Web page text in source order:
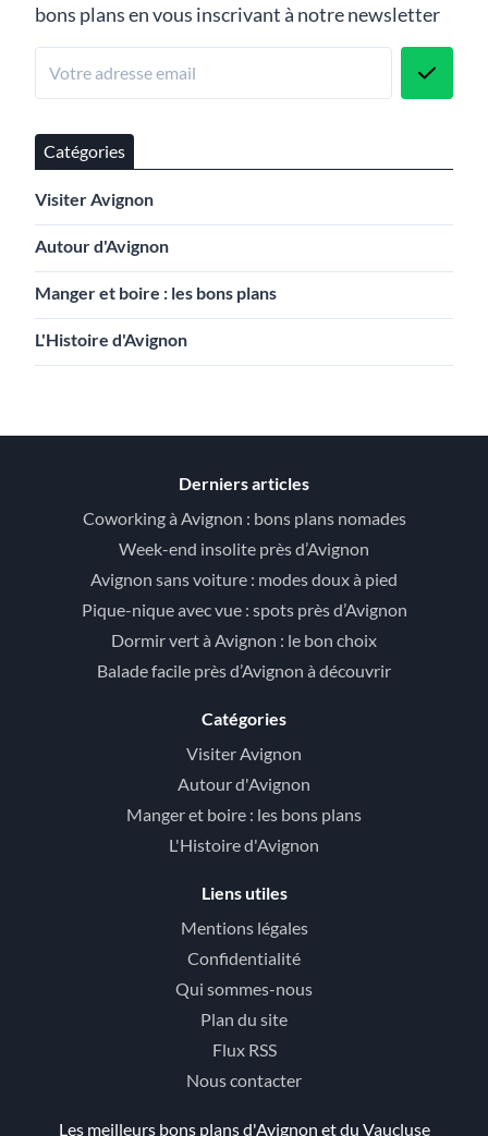
bons plans en vous inscrivant à notre newsletter
Catégories
Visiter Avignon
Autour d'Avignon
Manger et boire : les bons plans
L'Histoire d'Avignon
Derniers articles
Coworking à Avignon : bons plans nomades
Week-end insolite près d’Avignon
Avignon sans voiture : modes doux à pied
Pique-nique avec vue : spots près d’Avignon
Dormir vert à Avignon : le bon choix
Balade facile près d’Avignon à découvrir
Catégories
Visiter Avignon
Autour d'Avignon
Manger et boire : les bons plans
L'Histoire d'Avignon
Liens utiles
Mentions légales
Confidentialité
Qui sommes-nous
Plan du site
Flux RSS
Nous contacter
Les meilleurs bons plans d'Avignon et du Vaucluse